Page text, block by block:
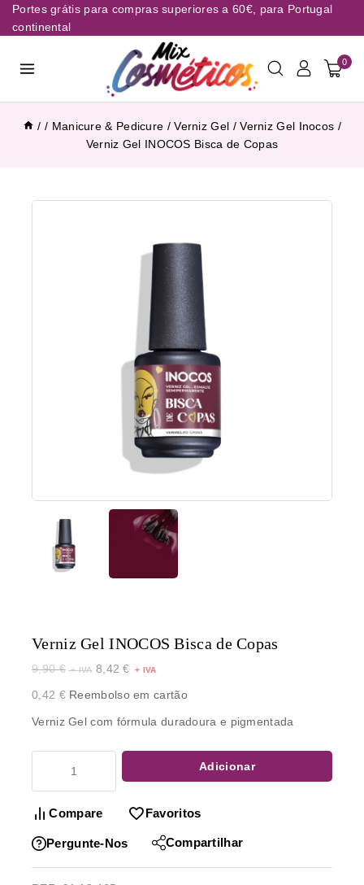
Portes grátis para compras superiores a 60€, para Portugal
continental
0
/ / Manicure & Pedicure / Verniz Gel / Verniz Gel Inocos /
Verniz Gel INOCOS Bisca de Copas
Verniz Gel INOCOS Bisca de Copas
9,90€ 8,42€
0,42 €Reembolso em cartão
Verniz Gel com fórmula duradoura e pigmentada
Adicionar
Compare Favoritos
Pergunte-Nos Compartilhar